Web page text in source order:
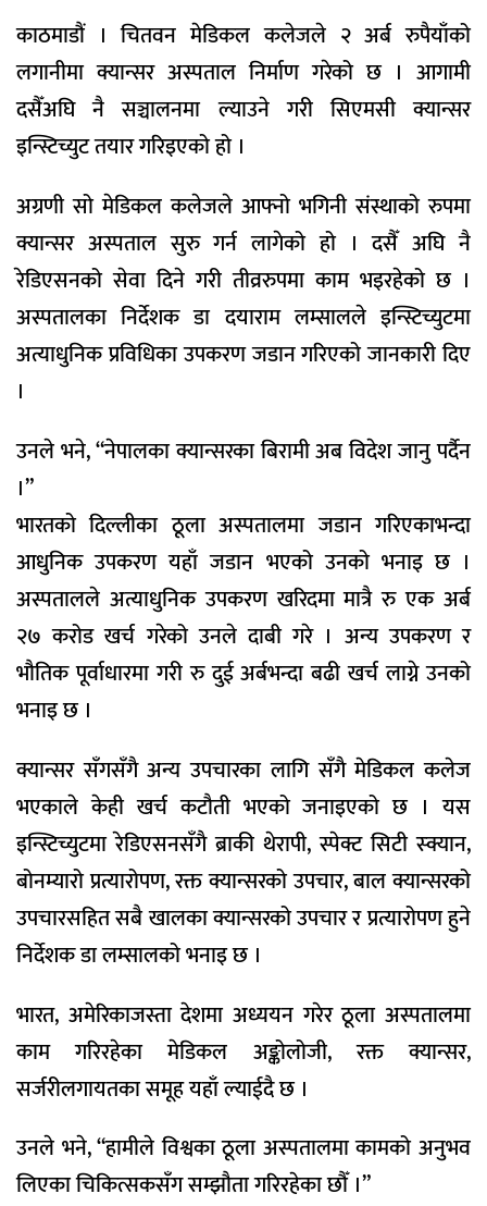
भिडियो
काठमाडौं । चितवन मेडिकल कलेजले २ अर्ब रुपैयाँको
लगानीमा क्यान्सर अस्पताल निर्माण गरेको छ । आगामी
दसैँअघि नै सञ्चालनमा ल्याउने गरी सिएमसी क्यान्सर
इन्स्टिच्युट तयार गरिइएको हो ।
अग्रणी सो मेडिकल कलेजले आफ्नो भगिनी संस्थाको रुपमा
क्यान्सर अस्पताल सुरु गर्न लागेको हो । दसैँ अघि नै
रेडिएसनको सेवा दिने गरी तीव्ररुपमा काम भइरहेको छ ।
अस्पतालका निर्देशक डा दयाराम लम्सालले इन्स्टिच्युटमा
अत्याधुनिक प्रविधिका उपकरण जडान गरिएको जानकारी दिए
।
उनले भने, “नेपालका क्यान्सरका बिरामी अब विदेश जानु पर्दैन
।”
भारतको दिल्लीका ठूला अस्पतालमा जडान गरिएकाभन्दा
आधुनिक उपकरण यहाँ जडान भएको उनको भनाइ छ ।
अस्पतालले अत्याधुनिक उपकरण खरिदमा मात्रै रु एक अर्ब
२७ करोड खर्च गरेको उनले दाबी गरे । अन्य उपकरण र
भौतिक पूर्वाधारमा गरी रु दुई अर्बभन्दा बढी खर्च लाग्ने उनको
भनाइ छ ।
क्यान्सर सँगसँगै अन्य उपचारका लागि सँगै मेडिकल कलेज
भएकाले केही खर्च कटौती भएको जनाइएको छ । यस
इन्स्टिच्युटमा रेडिएसनसँगै ब्राकी थेरापी, स्पेक्ट सिटी स्क्यान,
बोनम्यारो प्रत्यारोपण, रक्त क्यान्सरको उपचार, बाल क्यान्सरको
उपचारसहित सबै खालका क्यान्सरको उपचार र प्रत्यारोपण हुने
निर्देशक डा लम्सालको भनाइ छ ।
भारत, अमेरिकाजस्ता देशमा अध्ययन गरेर ठूला अस्पतालमा
काम गरिरहेका मेडिकल अङ्कोलोजी, रक्त क्यान्सर,
सर्जरीलगायतका समूह यहाँ ल्याईदै छ ।
उनले भने, “हामीले विश्वका ठूला अस्पतालमा कामको अनुभव
लिएका चिकित्सकसँग सम्झौता गरिरहेका छौँ ।”